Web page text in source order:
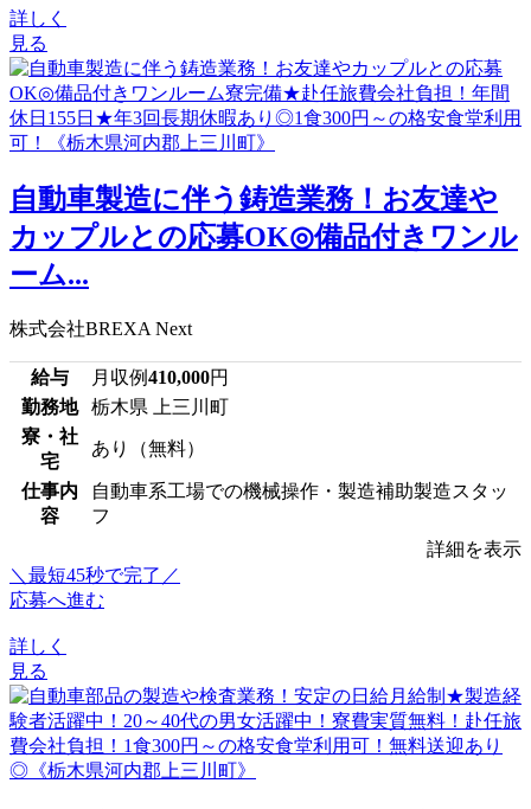
詳しく
見る
自動車製造に伴う鋳造業務！お友達や
カップルとの応募OK◎備品付きワンル
ーム...
株式会社BREXA Next
給与 月収例410,000円
勤務地
栃木県 上三川町
寮・社
宅
あり（無料）
仕事内
容
自動車系工場での機械操作・製造補助製造スタッ
フ
詳細を表示
＼最短45秒で完了／
応募へ進む
詳しく
見る